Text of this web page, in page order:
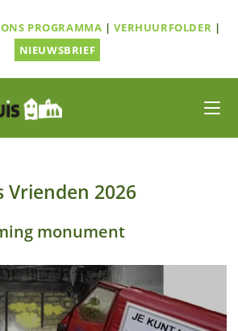
ONS PROGRAMMA |VERHUURFOLDER |
NIEUWSBRIEF
2026
monument